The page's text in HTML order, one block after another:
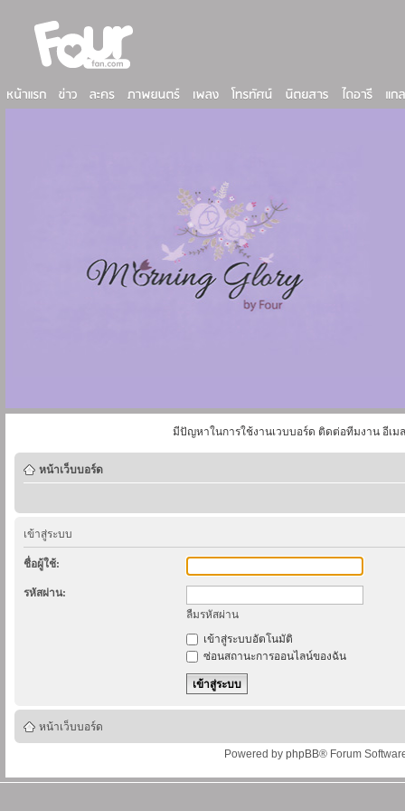
มีปัญหาในการใช้งานเวบบอร์ด ติดต่อทีมงาน อีเม
หน้าเว็บบอร์ด
เข้าสู่ระบบ
ชื่อผู้ใช้:
รหัสผ่าน:
ลืมรหัสผ่าน
เข้าสู่ระบบอัตโนมัติ
ซ่อนสถานะการออนไลน์ของฉัน
หน้าเว็บบอร์ด
Powered by phpBB® Forum